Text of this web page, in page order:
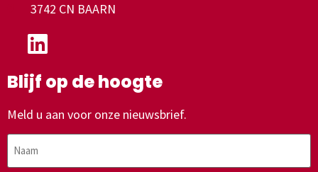
3742 CN BAARN
Blijf op de hoogte
Meld u aan voor onze nieuwsbrief.
Naam